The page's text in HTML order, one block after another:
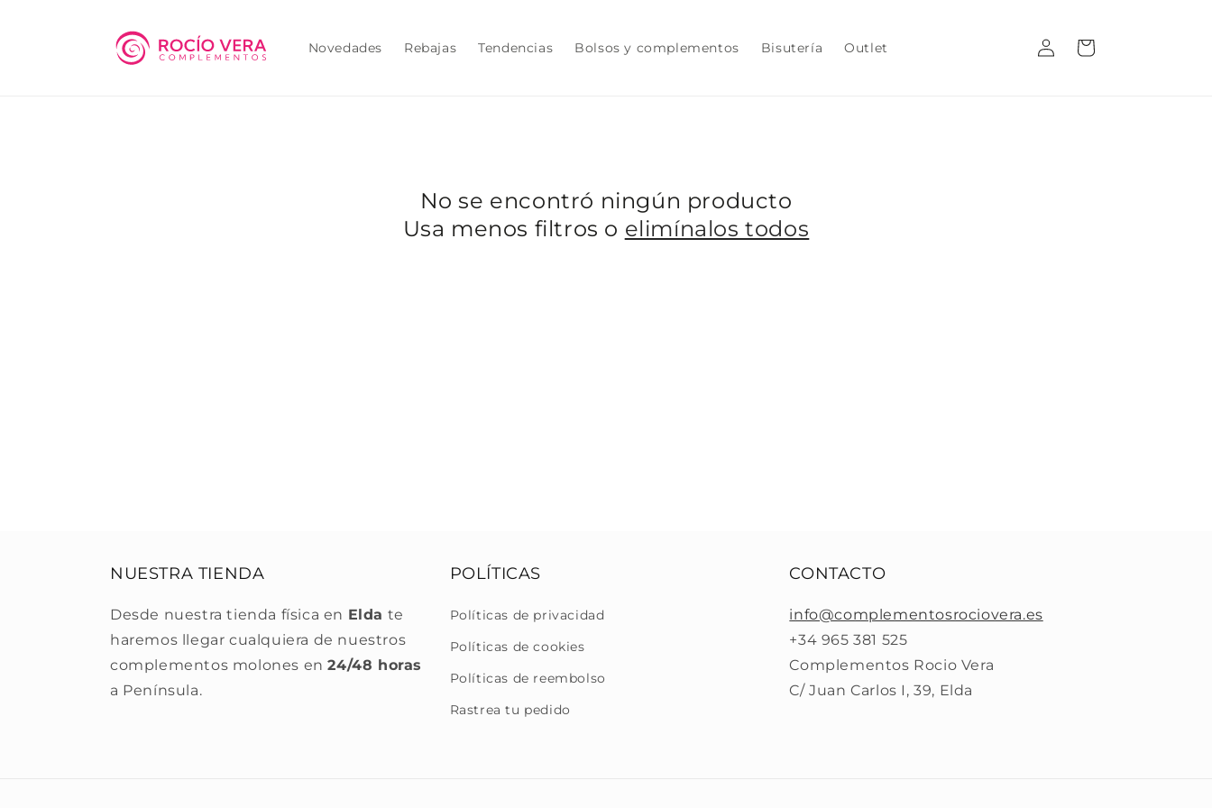
Novedades Rebajas Tendencias Bolsos y complementos Bisutería Outlet
Iniciar
sesión
Carrito
No se encontró ningún producto
Usa menos filtros o elimínalos todos
NUESTRA TIENDA
Desde nuestra tienda física en Elda te
haremos llegar cualquiera de nuestros
complementos molones en24/48 horas
a Península.
POLÍTICAS
Políticas de privacidad
Políticas de cookies
Políticas de reembolso
Rastrea tu pedido
CONTACTO
info@complementosrociovera.es
+34 965 381 525
Complementos Rocio Vera
C/ Juan Carlos I, 39, Elda